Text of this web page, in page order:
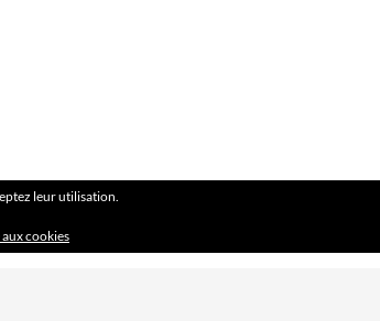
leur utilisation.
cookies